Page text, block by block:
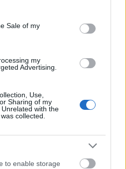
purposes in below Google
Sale of my
my
Advertising.
Use,
Sharing of my
with the
collected.
to enable storage
nagy…